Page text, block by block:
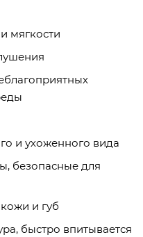
мягкости
и ухоженного вида
безопасные для
и губ
быстро впитывается